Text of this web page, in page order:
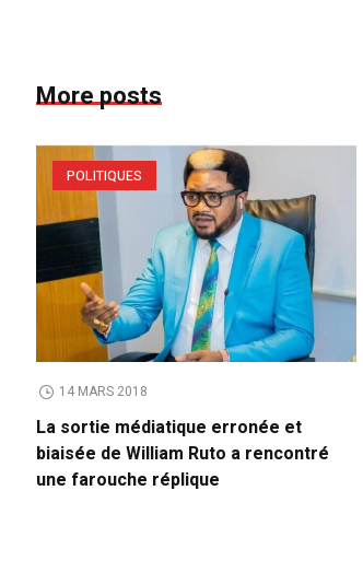
More posts
POLITIQUES
14 MARS 2018
La sortie médiatique erronée et
biaisée de William Ruto a rencontré
une farouche réplique